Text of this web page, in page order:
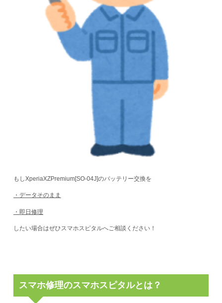
もしXperiaXZPremium[SO-04J]のバッテリー交換を
・データそのまま
・即日修理
したい場合はぜひスマホスピタルへご相談ください！
スマホ修理のスマホスピタルとは？